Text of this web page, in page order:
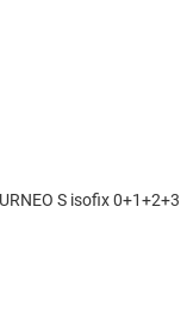
S isofix 0+1+2+3